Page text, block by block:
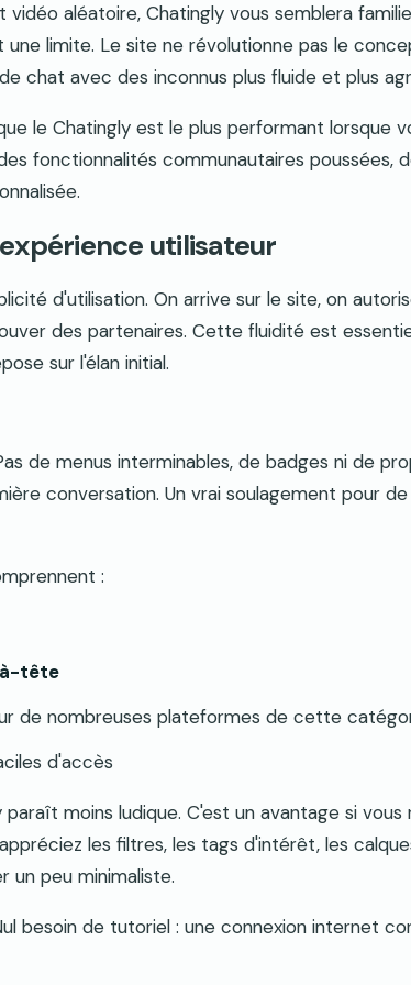
aléatoire, Chatingly vous semblera
limite. Le site ne révolutionne pas le
chat avec des inconnus plus fluide et plus
le Chatingly est le plus performant lorsque
fonctionnalités communautaires poussées,
utilisateur
d'utilisation. On arrive sur le site, on
des partenaires. Cette fluidité est
sur l'élan initial.
de menus interminables, de badges ni de
conversation. Un vrai soulagement pour
:
tête
de nombreuses plateformes de cette
d'accès
moins ludique. C'est un avantage si vous
les filtres, les tags d'intérêt, les
un peu minimaliste.
besoin de tutoriel : une connexion internet